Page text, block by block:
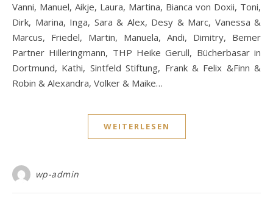
Vanni, Manuel, Aikje, Laura, Martina, Bianca von Doxii, Toni,
Dirk, Marina, Inga, Sara & Alex, Desy & Marc, Vanessa &
Marcus, Friedel, Martin, Manuela, Andi, Dimitry, Bemer
Partner Hilleringmann, THP Heike Gerull, Bücherbasar in
Dortmund, Kathi, Sintfeld Stiftung, Frank & Felix &Finn &
Robin & Alexandra, Volker & Maike…
WEITERLESEN
wp-admin